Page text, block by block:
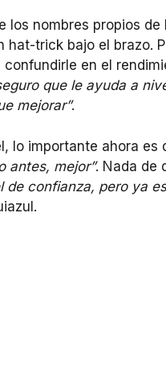
los nombres propios
hat-trick bajo el brazo.
confundirle en el
que le ayuda a
mejorar”.
lo importante ahora
antes, mejor”. Nada de
de confianza, pero ya